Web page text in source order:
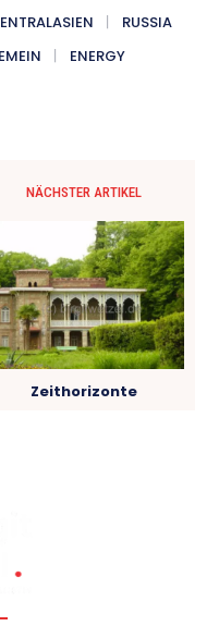
RUSSIA
ENERGY
NÄCHSTER ARTIKEL
Zeithorizonte